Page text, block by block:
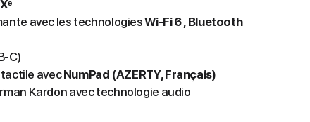
avec les technologiesWi-Fi 6 , Bluetooth
C)
avecNumPad (AZERTY, Français)
Kardon avec technologie audio